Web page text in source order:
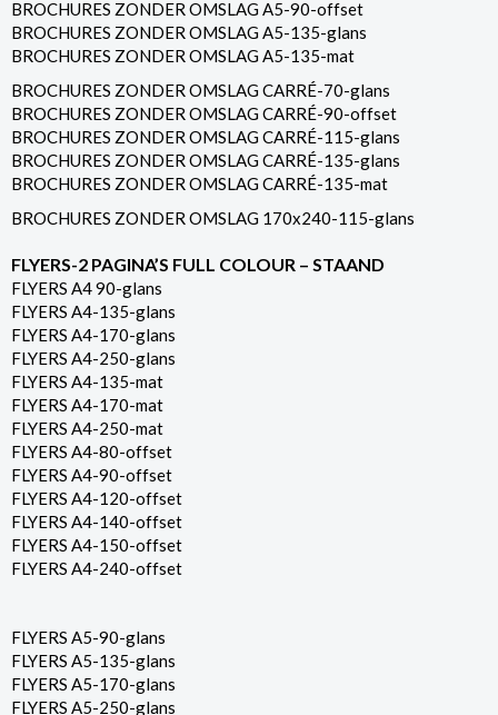
BROCHURES ZONDER OMSLAG A5-90-offset
BROCHURES ZONDER OMSLAG A5-135-glans
BROCHURES ZONDER OMSLAG A5-135-mat
BROCHURES ZONDER OMSLAG CARRÉ-70-glans
BROCHURES ZONDER OMSLAG CARRÉ-90-offset
BROCHURES ZONDER OMSLAG CARRÉ-115-glans
BROCHURES ZONDER OMSLAG CARRÉ-135-glans
BROCHURES ZONDER OMSLAG CARRÉ-135-mat
BROCHURES ZONDER OMSLAG 170x240-115-glans
FLYERS-2 PAGINA’S FULL COLOUR – STAAND
FLYERS A4 90-glans
FLYERS A4-135-glans
FLYERS A4-170-glans
FLYERS A4-250-glans
FLYERS A4-135-mat
FLYERS A4-170-mat
FLYERS A4-250-mat
FLYERS A4-80-offset
FLYERS A4-90-offset
FLYERS A4-120-offset
FLYERS A4-140-offset
FLYERS A4-150-offset
FLYERS A4-240-offset
FLYERS A5-90-glans
FLYERS A5-135-glans
FLYERS A5-170-glans
FLYERS A5-250-glans